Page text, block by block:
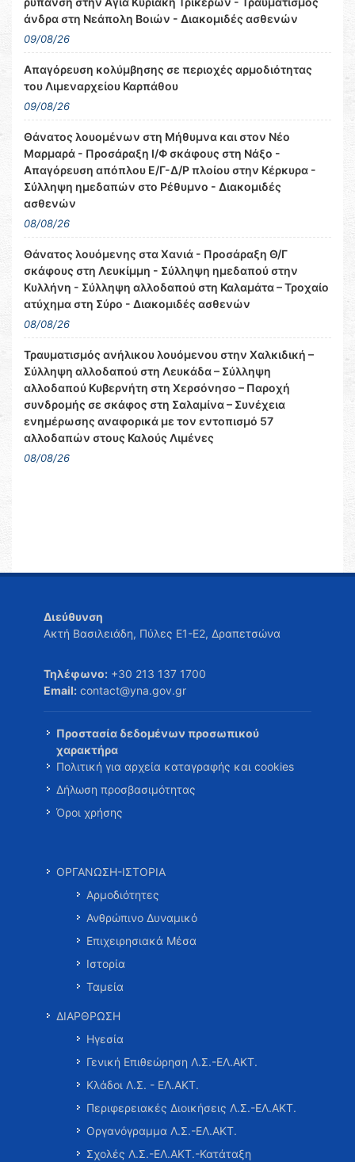
άνδρα στη Νεάπολη Βοιών - Διακομιδές ασθενών
09/08/26
Απαγόρευση κολύμβησης σε περιοχές αρμοδιότητας
του Λιμεναρχείου Καρπάθου
09/08/26
Θάνατος λουομένων στη Μήθυμνα και στον Νέο
Μαρμαρά - Προσάραξη Ι/Φ σκάφους στη Νάξο -
Απαγόρευση απόπλου Ε/Γ-Δ/Ρ πλοίου στην Κέρκυρα -
Σύλληψη ημεδαπών στο Ρέθυμνο - Διακομιδές
ασθενών
08/08/26
Θάνατος λουόμενης στα Χανιά - Προσάραξη Θ/Γ
σκάφους στη Λευκίμμη - Σύλληψη ημεδαπού στην
Κυλλήνη - Σύλληψη αλλοδαπού στη Καλαμάτα – Τροχαίο
ατύχημα στη Σύρο - Διακομιδές ασθενών
08/08/26
Τραυματισμός ανήλικου λουόμενου στην Χαλκιδική –
Σύλληψη αλλοδαπού στη Λευκάδα – Σύλληψη
αλλοδαπού Κυβερνήτη στη Χερσόνησο – Παροχή
συνδρομής σε σκάφος στη Σαλαμίνα – Συνέχεια
ενημέρωσης αναφορικά με τον εντοπισμό 57
αλλοδαπών στους Καλούς Λιμένες
08/08/26
Διεύθυνση
Ακτή Βασιλειάδη, Πύλες Ε1-Ε2, Δραπετσώνα
Τηλέφωνο: +30 213 137 1700
Email: contact@yna.gov.gr
Προστασία δεδομένων προσωπικού
χαρακτήρα
Πολιτική για αρχεία καταγραφής και cookies
Δήλωση προσβασιμότητας
Όροι χρήσης
ΟΡΓΑΝΩΣΗ-ΙΣΤΟΡΙΑ
Αρμοδιότητες
Ανθρώπινο Δυναμικό
Επιχειρησιακά Μέσα
Ιστορία
Ταμεία
ΔΙΑΡΘΡΩΣΗ
Ηγεσία
Γενική Επιθεώρηση Λ.Σ.-ΕΛ.ΑΚΤ.
Κλάδοι Λ.Σ. - ΕΛ.ΑΚΤ.
Περιφερειακές Διοικήσεις Λ.Σ.-ΕΛ.ΑΚΤ.
Οργανόγραμμα Λ.Σ.-ΕΛ.ΑΚΤ.
Σχολές Λ.Σ.-ΕΛ.ΑΚΤ.-Κατάταξη